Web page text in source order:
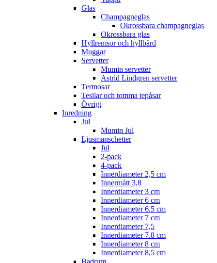
Glas
Champagneglas
Okrossbara champagneglas
Okrossbara glas
Hyllremsor och hyllbård
Muggar
Servetter
Mumin servetter
Astrid Lindgren servetter
Termosar
Tesilar och tomma tepåsar
Övrigt
Inredning
Jul
Mumin Jul
Ljusmanschetter
Jul
2-pack
4-pack
Innerdiameter 2,5 cm
Innermått 3,8
Innerdiameter 3 cm
Innerdiameter 6 cm
Innerdiameter 6.5 cm
Innerdiameter 7 cm
Innerdiameter 7,5
Innerdiameter 7.8 cm
Innerdiameter 8 cm
Innerdiameter 8,5 cm
Badrum